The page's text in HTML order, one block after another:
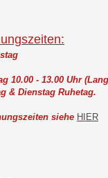
10.00 - 13.00 Uhr
& Dienstag Ruhetag.
siehe HIER